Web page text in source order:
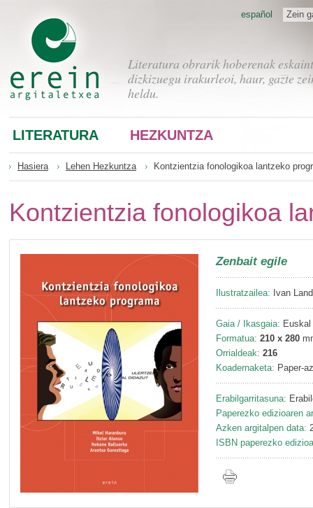
Literatura obrarik hoberenak
dizkizuegu irakurleoi, haur, gazte
heldu.
Zein
español
LITERATURA HEZKUNTZA
Hasiera Lehen Hezkuntza Kontzientzia fonologikoa lantzeko
Kontzientzia fonologikoa
Zenbait egile
Ilustratzailea: Ivan
Gaia / Ikasgaia:
Formatua: 210 x 280
Orrialdeak: 216
Koadernaketa: Paper-
Erabilgarritasuna:
Paperezko edizioaren
Azken argitalpen data:
ISBN paperezko